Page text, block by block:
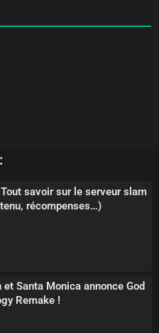
savoir sur le serveur slam
récompenses…)
et Santa Monica annonce God
Remake !